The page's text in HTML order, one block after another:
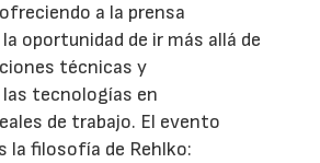
a la prensa
oportunidad de ir más allá de
técnicas y
tecnologías en
de trabajo. El evento
la filosofía de Rehlko: